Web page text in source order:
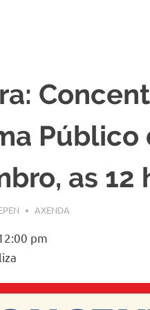
Público
as 12
AXENDA
pm